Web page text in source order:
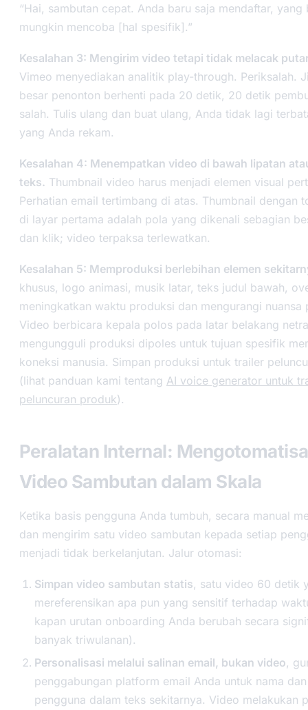
“Hai, sambutan cepat. Anda baru saja mendaftar, yang
mungkin mencoba [hal spesifik].”
Kesalahan 3: Mengirim video tetapi tidak melacak
Vimeo menyediakan analitik play-through. Periksalah.
besar penonton berhenti pada 20 detik, 20 detik
salah. Tulis ulang dan buat ulang, Anda tidak lagi
yang Anda rekam.
Kesalahan 4: Menempatkan video di bawah lipatan
teks. Thumbnail video harus menjadi elemen visual
Perhatian email tertimbang di atas. Thumbnail dengan
di layar pertama adalah pola yang dikenali sebagian
dan klik; video terpaksa terlewatkan.
Kesalahan 5: Memproduksi berlebihan elemen
khusus, logo animasi, musik latar, teks judul bawah,
meningkatkan waktu produksi dan mengurangi nuansa
Video berbicara kepala polos pada latar belakang
mengungguli produksi dipoles untuk tujuan spesifik
koneksi manusia. Simpan produksi untuk trailer
(lihat panduan kami tentang AI voice generator untuk
peluncuran produk).
Peralatan Internal:
Video Sambutan dalam Skala
Ketika basis pengguna Anda tumbuh, secara manual
dan mengirim satu video sambutan kepada setiap
menjadi tidak berkelanjutan. Jalur otomasi:
Simpan video sambutan statis, satu video 60 detik
mereferensikan apa pun yang sensitif terhadap
kapan urutan onboarding Anda berubah secara
banyak triwulanan).
Personalisasi melalui salinan email, bukan video,
penggabungan platform email Anda untuk nama
pengguna dalam teks sekitarnya. Video melakukan